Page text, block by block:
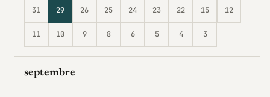
31 29 26 25 24 23 22 15 12
11 10 9 8 6 5 4 3
septembre